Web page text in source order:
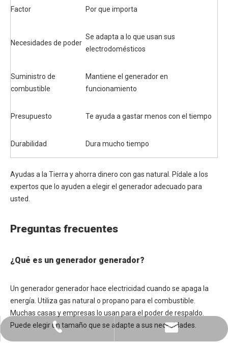
Factor Por que importa
Necesidades de poder
Se adapta a lo que usan sus
electrodomésticos
Suministro de
combustible
Mantiene el generador en
funcionamiento
Presupuesto Te ayuda a gastar menos con el tiempo
Durabilidad Dura mucho tiempo
Ayudas a la Tierra y ahorra dinero con gas natural. Pídale a los
expertos que lo ayuden a elegir el generador adecuado para
usted.
Preguntas frecuentes
¿Qué es un generador generador?
Un generador generador hace electricidad cuando se apaga la
energía. Utiliza gas natural o propano para el combustible.
Muchas casas y empresas lo usan para el poder de respaldo.
Puede elegir un tamaño que se adapte a sus necesidades.
+86-0731-8873 0808
liyu@liyupower.com